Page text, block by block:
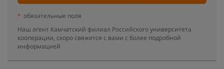
* обязательные поля
Наш агент Камчатский филиал Российского университета
кооперации, скоро свяжется с вами с более подробной
информацией